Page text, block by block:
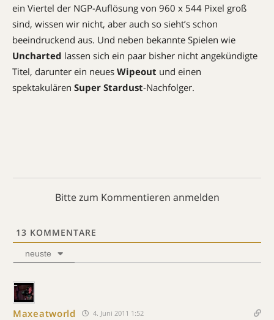
ein Viertel der NGP-Auflösung von 960 x 544 Pixel groß
sind, wissen wir nicht, aber auch so sieht’s schon
beeindruckend aus. Und neben bekannte Spielen wie
Uncharted lassen sich ein paar bisher nicht angekündigte
Titel, darunter ein neues Wipeout und einen
spektakulären Super Stardust-Nachfolger.
Bitte zum Kommentieren anmelden
13 KOMMENTARE
neuste
Maxeatworld 4. Juni 2011 1:52